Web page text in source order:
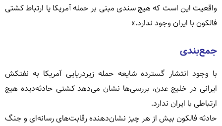
واقعیت این است که هیچ سندی مبنی بر حمله آمریکا یا ارتباط کشتی
فالکون با ایران وجود ندارد.»
جمع‌بندی
با وجود انتشار گسترده شایعه حمله زیردریایی آمریکا به نفتکش
ایرانی در خلیج عدن، بررسی‌ها نشان می‌دهد کشتی حادثه‌دیده هیچ
ارتباطی با ایران ندارد.
حادثه فالکون بیش از هر چیز نشان‌دهنده رقابت‌های رسانه‌ای و جنگ